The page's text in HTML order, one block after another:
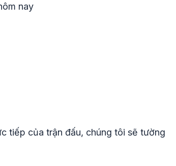
nay
tiếp của trận đấu, chúng tôi sẽ tường